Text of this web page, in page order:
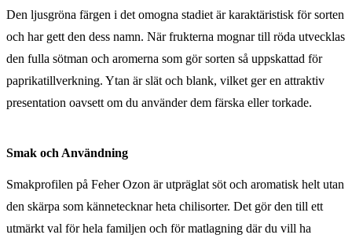
Den ljusgröna färgen i det omogna stadiet är karaktäristisk för sorten
och har gett den dess namn. När frukterna mognar till röda utvecklas
den fulla sötman och aromerna som gör sorten så uppskattad för
paprikatillverkning. Ytan är slät och blank, vilket ger en attraktiv
presentation oavsett om du använder dem färska eller torkade.
Smak och Användning
Smakprofilen på Feher Ozon är utpräglat söt och aromatisk helt utan
den skärpa som kännetecknar heta chilisorter. Det gör den till ett
utmärkt val för hela familjen och för matlagning där du vill ha